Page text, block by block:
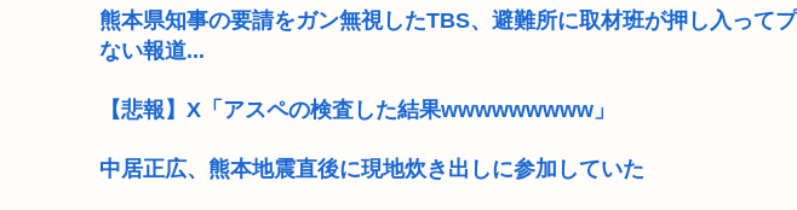
熊本県知事の要請をガン無視したTBS、避難所に取材班が押し入って
ない報道...
【悲報】X「アスペの検査した結果wwwwwwwww」
中居正広、熊本地震直後に現地炊き出しに参加していた